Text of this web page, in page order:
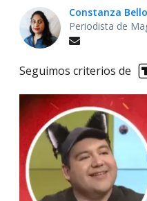
Constanza
Periodista de
Seguimos criterios de